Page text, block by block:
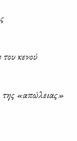
κενού
της «απώλειας»